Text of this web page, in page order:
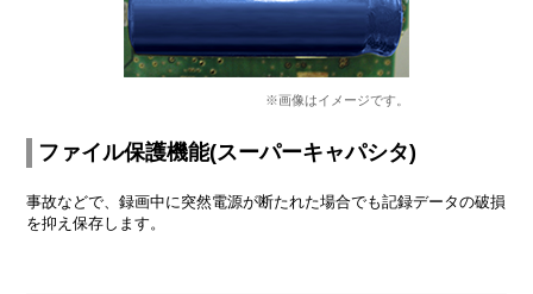
※画像はイメージです。
ファイル保護機能(スーパーキャパシタ)
事故などで、録画中に突然電源が断たれた場合でも記録データの破損
を抑え保存します。